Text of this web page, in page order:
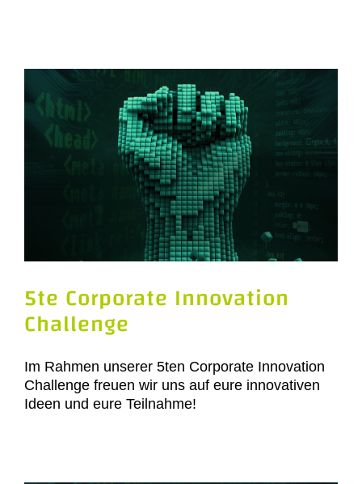
5te Corporate Innovation
Challenge
Im Rahmen unserer 5ten Corporate Innovation
Challenge freuen wir uns auf eure innovativen
Ideen und eure Teilnahme!